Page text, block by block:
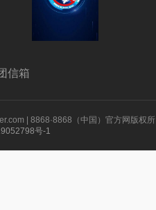
信箱
| 8868·8868（中国）官方网版权所
号-1